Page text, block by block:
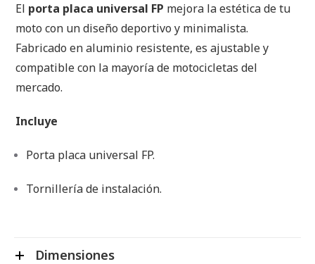
El porta placa universal FP mejora la estética de tu
moto con un diseño deportivo y minimalista.
Fabricado en aluminio resistente, es ajustable y
compatible con la mayoría de motocicletas del
mercado.
Incluye
Porta placa universal FP.
Tornillería de instalación.
Dimensiones